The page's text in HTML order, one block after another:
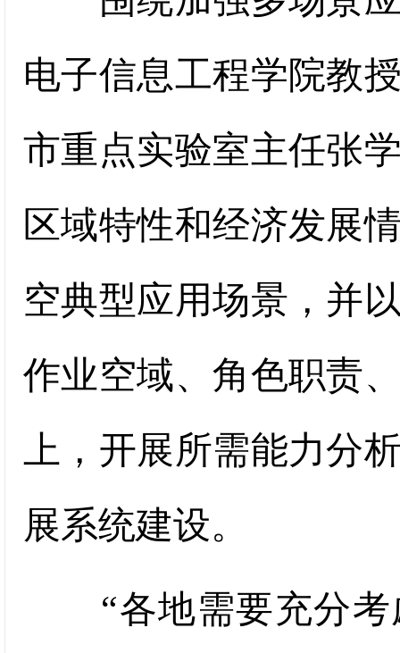
电子信息工程学院教
市重点实验室主任张
区域特性和经济发展
空典型应用场景，并
作业空域、角色职责
上，开展所需能力分
展系统建设。
“各地需要充分考